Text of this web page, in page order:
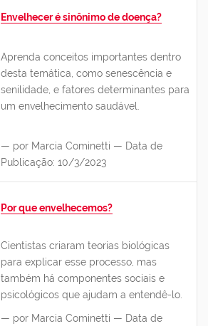
Envelhecer é sinônimo de doença?
Aprenda conceitos importantes dentro
desta temática, como senescência e
senilidade, e fatores determinantes para
um envelhecimento saudável.
— por Marcia Cominetti — Data de
Publicação: 10/3/2023
Por que envelhecemos?
Cientistas criaram teorias biológicas
para explicar esse processo, mas
também há componentes sociais e
psicológicos que ajudam a entendê-lo.
— por Marcia Cominetti — Data de